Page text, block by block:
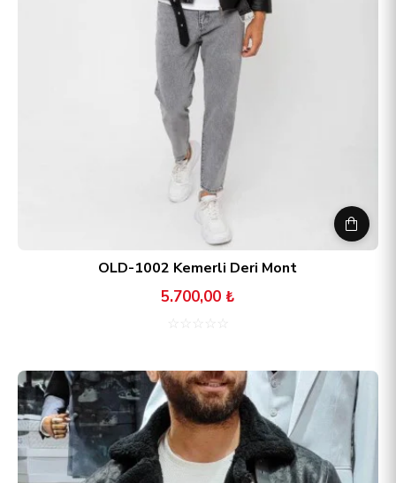
OLD-1002 Kemerli Deri Mont
5.700,00 ₺